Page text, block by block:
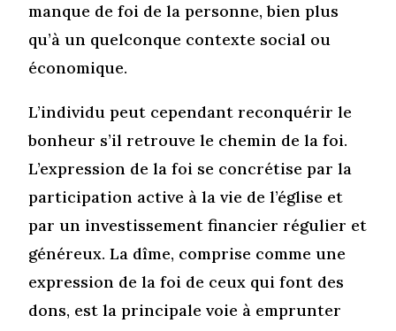
manque de foi de la personne, bien plus
qu’à un quelconque contexte social ou
économique.
L’individu peut cependant reconquérir le
bonheur s’il retrouve le chemin de la foi.
L’expression de la foi se concrétise par la
participation active à la vie de l’église et
par un investissement financier régulier et
généreux. La dîme, comprise comme une
expression de la foi de ceux qui font des
dons, est la principale voie à emprunter